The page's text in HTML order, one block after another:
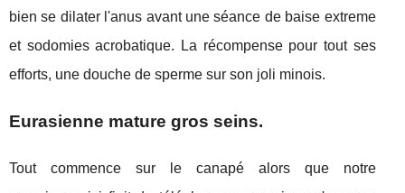
bien se dilater l'anus avant une séance de baise extreme
et sodomies acrobatique. La récompense pour tout ses
efforts, une douche de sperme sur son joli minois.
Eurasienne mature gros seins.
Tout commence sur le canapé alors que notre